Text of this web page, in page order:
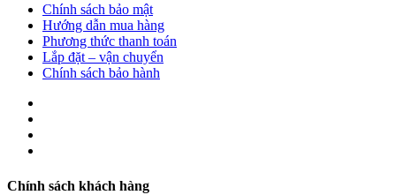
Chính sách bảo mật
Hướng dẫn mua hàng
Phương thức thanh toán
Lắp đặt – vận chuyển
Chính sách bảo hành
Chính sách khách hàng